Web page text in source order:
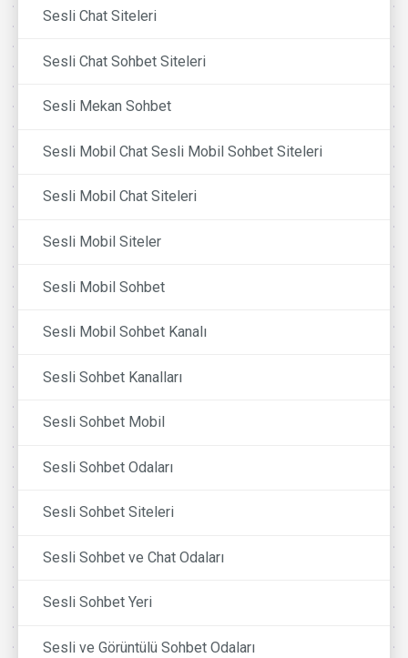
Sesli Chat Siteleri
Sesli Chat Sohbet Siteleri
Sesli Mekan Sohbet
Sesli Mobil Chat Sesli Mobil Sohbet Siteleri
Sesli Mobil Chat Siteleri
Sesli Mobil Siteler
Sesli Mobil Sohbet
Sesli Mobil Sohbet Kanalı
Sesli Sohbet Kanalları
Sesli Sohbet Mobil
Sesli Sohbet Odaları
Sesli Sohbet Siteleri
Sesli Sohbet ve Chat Odaları
Sesli Sohbet Yeri
Sesli ve Görüntülü Sohbet Odaları